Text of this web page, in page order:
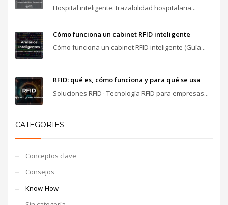
Hospital inteligente: trazabilidad hospitalaria...
Cómo funciona un cabinet RFID inteligente
Cómo funciona un cabinet RFID inteligente (Guía...
RFID: qué es, cómo funciona y para qué se usa
Soluciones RFID · Tecnología RFID para empresas...
CATEGORIES
Conceptos clave
Consejos
Know-How